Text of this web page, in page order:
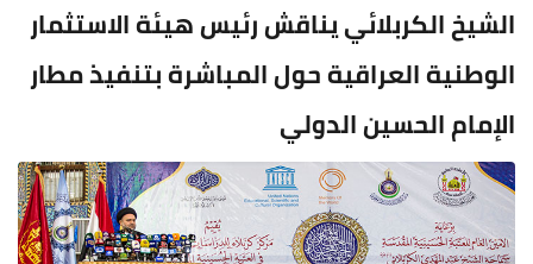
الشيخ الكربلائي يناقش رئيس هيئة الاستثمار
الوطنية العراقية حول المباشرة بتنفيذ مطار
الإمام الحسين الدولي